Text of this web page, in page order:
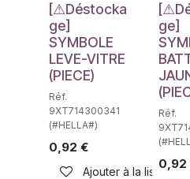
Déstockage
[⚠Déstocka
ge]
SYMBOLE
LEVE-VITRE
(PIECE)
Réf.
9XT714300341
(#HELLA#)
0,92 €
Ajouter à la liste de
ge]
Réf.
0,92